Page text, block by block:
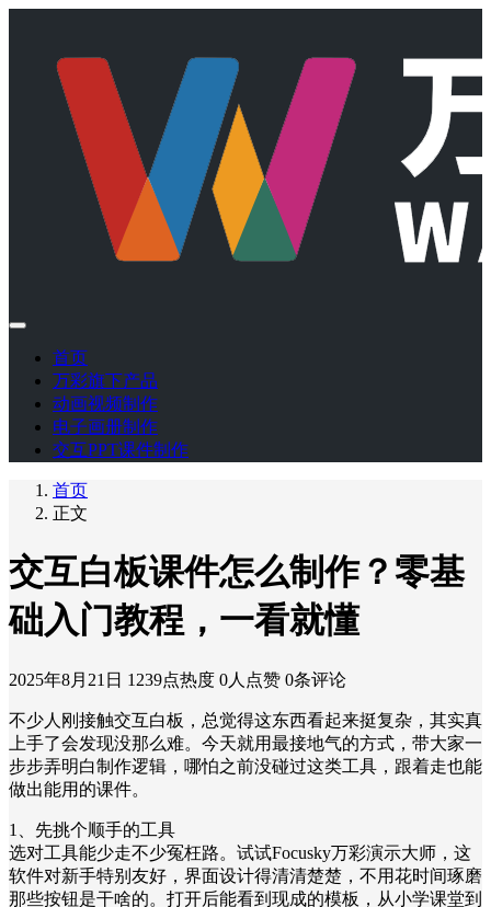
首页
万彩旗下产品
动画视频制作
电子画册制作
交互PPT课件制作
首页
正文
交互白板课件怎么制作？零基
础入门教程，一看就懂
2025年8月21日 1239点热度 0人点赞 0条评论
不少人刚接触交互白板，总觉得这东西看起来挺复杂，其实真
上手了会发现没那么难。今天就用最接地气的方式，带大家一
步步弄明白制作逻辑，哪怕之前没碰过这类工具，跟着走也能
做出能用的课件。
1、先挑个顺手的工具
选对工具能少走不少冤枉路。试试Focusky万彩演示大师，这
软件对新手特别友好，界面设计得清清楚楚，不用花时间琢磨
那些按钮是干啥的。打开后能看到现成的模板，从小学课堂到